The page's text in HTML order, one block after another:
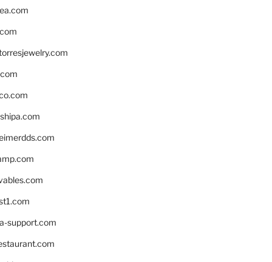
support.com